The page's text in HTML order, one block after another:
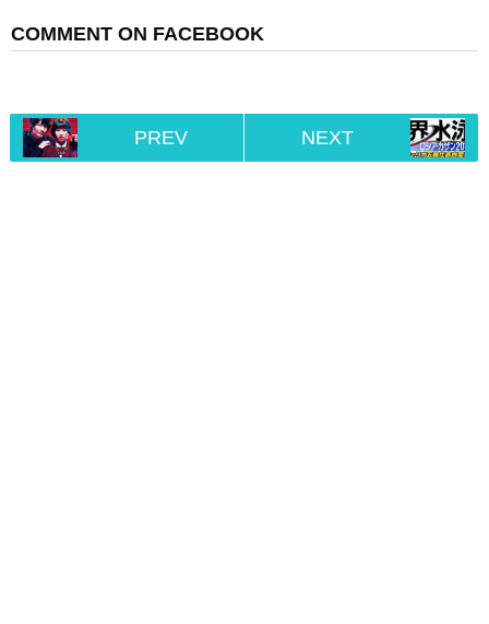
COMMENT ON FACEBOOK
PREV NEXT